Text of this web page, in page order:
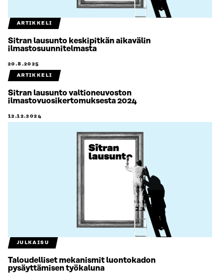
ARTIKKELI
Sitran lausunto keskipitkän aikavälin
ilmastosuunnitelmasta
20.8.2025
ARTIKKELI
Sitran lausunto valtioneuvoston
ilmastovuosikertomuksesta 2024
12.12.2024
JULKAISU
Taloudelliset mekanismit luontokadon
pysäyttämisen työkaluna